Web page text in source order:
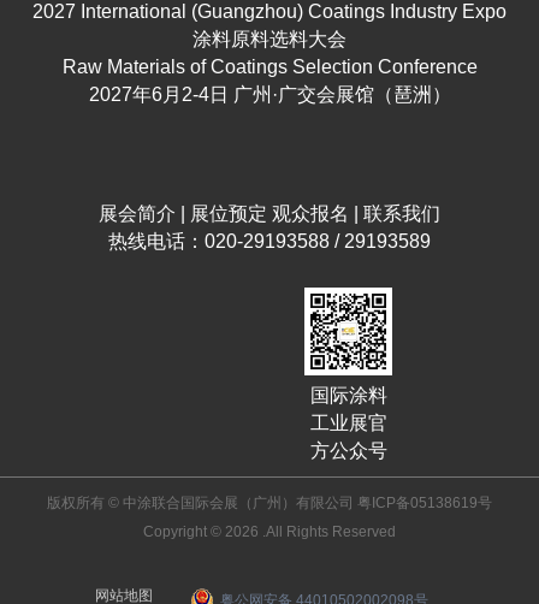
2027 International (Guangzhou) Coatings Industry Expo
涂料原料选料大会
Raw Materials of Coatings Selection Conference
2027年6月2-4日 广州·广交会展馆（琶洲）
展会简介 展位预定 观众报名
联系我们
热线电话：020-29193588 / 29193589
国际涂料
工业展官
方公众号
版权所有 © 中涂联合国际会展（广州）有限公司 粤ICP备05138619号
Copyright © 2026 .All Rights Reserved
粤公网安备 44010502002098号
网站地图